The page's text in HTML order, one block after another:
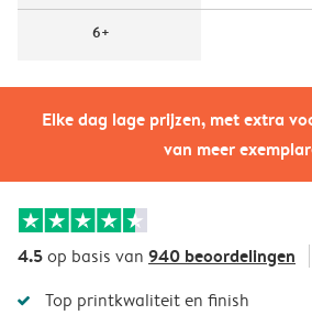
Elke dag lage prijzen, met extra
van meer
6+
4.5op basis van 940 beoordelingen
Top printkwaliteit en finish